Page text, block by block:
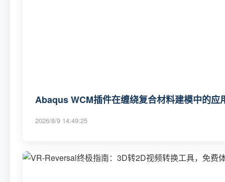
Abaqus WCM插件在缠绕复合材料建模中的应
2026/8/9 14:49:25